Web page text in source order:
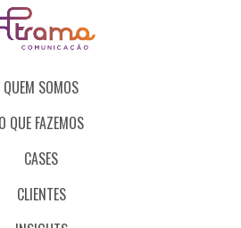
QUEM SOMOS
O QUE FAZEMOS
CASES
CLIENTES